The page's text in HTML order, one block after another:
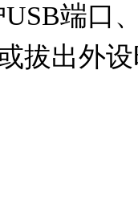
USB端口
拔出外